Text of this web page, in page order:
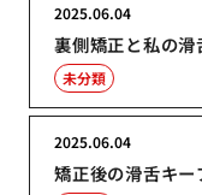
裏側矯正と私の
2025.06.04
未分類
矯正後の滑舌キ
2025.06.04